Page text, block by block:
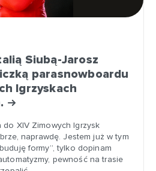
Siubą-Jarosz
parasnowboardu
Igrzyskach
XIV Zimowych Igrzysk
naprawdę. Jestem już w tym
formy”, tylko dopinam
pewność na trasie